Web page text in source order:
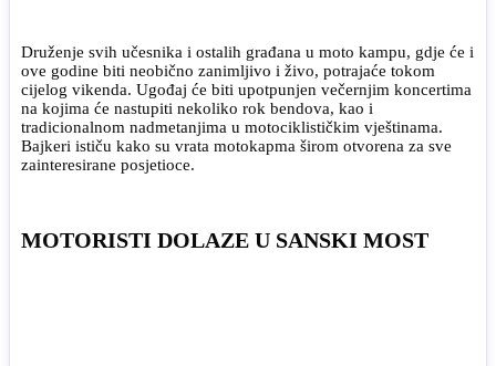
Druženje svih učesnika i ostalih građana u moto kampu, gdje će i
ove godine biti neobično zanimljivo i živo, potrajaće tokom
cijelog vikenda. Ugođaj će biti upotpunjen večernjim koncertima
na kojima će nastupiti nekoliko rok bendova, kao i
tradicionalnom nadmetanjima u motociklističkim vještinama.
Bajkeri ističu kako su vrata motokapma širom otvorena za sve
zainteresirane posjetioce.
MOTORISTI DOLAZE U SANSKI MOST